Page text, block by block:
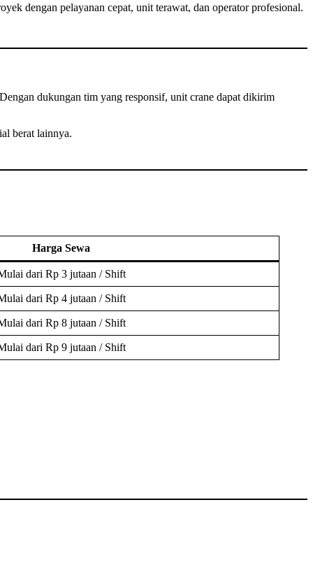
dengan pelayanan cepat, unit terawat, dan operator profesional.
dukungan tim yang responsif, unit crane dapat dikirim
berat lainnya.
Harga Sewa
dari Rp 3 jutaan / Shift
dari Rp 4 jutaan / Shift
dari Rp 8 jutaan / Shift
dari Rp 9 jutaan / Shift